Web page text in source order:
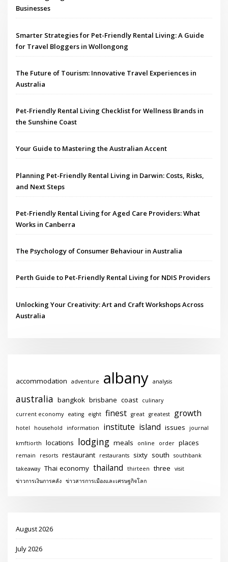
Businesses
Smarter Strategies for Pet-Friendly Rental Living: A Guide
for Travel Bloggers in Wollongong
The Future of Tourism: Innovative Travel Experiences in
Australia
Pet-Friendly Rental Living Checklist for Wellness Brands in
the Sunshine Coast
Your Guide to Mastering the Australian Accent
Planning Pet-Friendly Rental Living in Darwin: Costs, Risks,
and Next Steps
Pet-Friendly Rental Living for Aged Care Providers: What
Works in Canberra
The Psychology of Consumer Behaviour in Australia
Perth Guide to Pet-Friendly Rental Living for NDIS Providers
Unlocking Your Creativity: Art and Craft Workshops Across
Australia
accommodation adventure albany analysis
australia bangkok brisbane coast
culinary
current economy
eating eight finest great greatest growth
hotel household information institute island issues journal
kmftiorth locations lodging meals online order places
remain resorts restaurant restaurants sixty south
southbank
takeaway Thai economy thailand thirteen three
visit
ข่าวการเงินการคลัง ข่าวสารการเมืองและเศรษฐกิจโลก
August 2026
July 2026